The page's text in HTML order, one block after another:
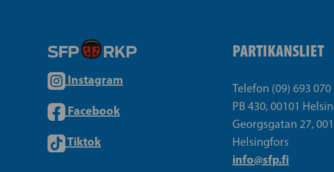
Instagram
Facebook
Tiktok
PARTIKANSLIET
Telefon (09) 693 070
PB 430, 00101
Georgsgatan 27,
Helsingfors
info@sfp.fi